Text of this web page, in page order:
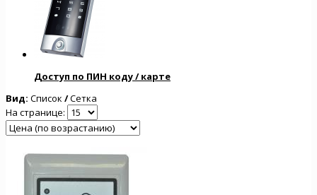
Доступ по ПИН коду / карте
Вид: Список /Сетка
На странице: